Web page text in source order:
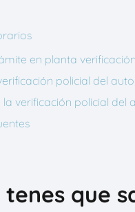
en planta verificación
policial del
verificación policial del
que